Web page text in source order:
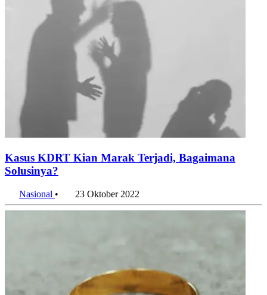
Kasus KDRT Kian Marak Terjadi, Bagaimana
Solusinya?
Nasional • 23 Oktober 2022